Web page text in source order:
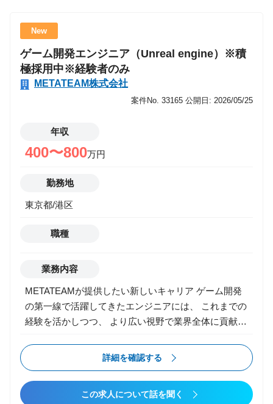
撃・予兆・警告エフェクト ・環境エフェクト（炎・
風・雨・雷・雪・霧 etc.） ・破壊・爆発・着弾・エネ
ルギー表現 ・カットシーン・演出シーンのエフェクト
▼ ゲーム実装（Unity／Unreal） ・Unity（Shuriken／
VFX Graph）での実装 ・Unreal Engine（Niagara）で
の実装 ・マテリアル／シェーダー（Shader Graph／
ング調整 ・Animation／Timeline／Sequencerとの同期
▼ ゲーム向け最適化 ・オーバードロー対策 ・GPU／
CPU負荷の最適化 ・テクスチャ圧縮／スプライトシー
ト作成 ・LOD・発生量調整 ・モバイル／コンシュー
マーそれぞれの制約に合わせた軽量化 ▼ 演出品質向
上・上流工程 ・VFXコンセプトの作成（参考集め、絵
出すり合わせ ・チーム内でのVFX基準作成 ・外注管
表現の検証）
New
ゲーム開発エンジニア（Unreal engine）※積
極採用中※経験者のみ
METATEAM株式会社
案件No. 33165 公開日: 2026/05/25
年収
400〜800万円
勤務地
東京都/港区
職種
業務内容
METATEAMが提供したい新しいキャリア ゲーム開発
の第一線で活躍してきたエンジニアには、 これまでの
経験を活かしつつ、 より広い視野で業界全体に貢献で
の引き出しを増やす ・チームマネジメントや組織構築
など、ビジネススキルを磨く成長機会 ・新規事業にも
挑戦可能 経験を多く積んでさらにスキルアップしたい
方、 現場経験を生かしてキャリアの幅を広げたい方に
詳細を確認する
この求人について話を聞く